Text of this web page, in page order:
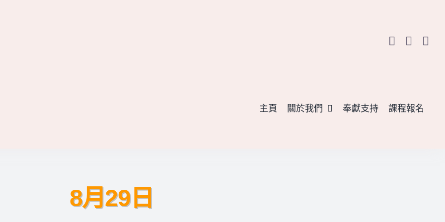
主頁 關於我們 奉獻支持 課程報名
8月29日